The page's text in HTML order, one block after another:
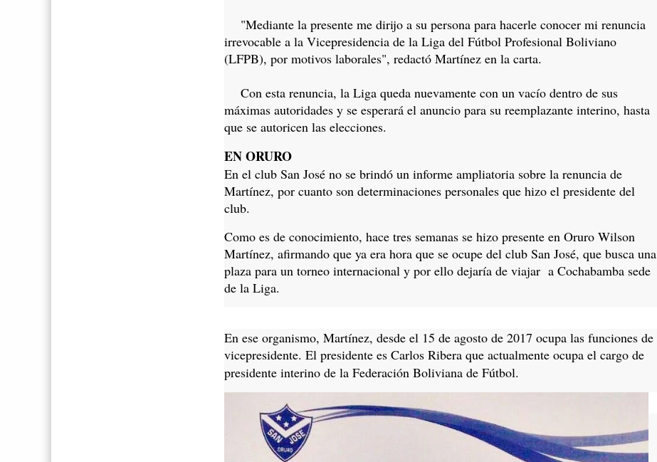
"Mediante la presente me dirijo a su persona para hacerle conocer mi renuncia
irrevocable a la Vicepresidencia de la Liga del Fútbol Profesional Boliviano
(LFPB), por motivos laborales", redactó Martínez en la carta.
Con esta renuncia, la Liga queda nuevamente con un vacío dentro de sus
máximas autoridades y se esperará el anuncio para su reemplazante interino, hasta
que se autoricen las elecciones.
EN ORURO
En el club San José no se brindó un informe ampliatoria sobre la renuncia de
Martínez, por cuanto son determinaciones personales que hizo el presidente del
club.
Como es de conocimiento, hace tres semanas se hizo presente en Oruro Wilson
Martínez, afirmando que ya era hora que se ocupe del club San José, que busca una
plaza para un torneo internacional y por ello dejaría de viajar a Cochabamba sede
de la Liga.
En ese organismo, Martínez, desde el 15 de agosto de 2017 ocupa las funciones de
vicepresidente. El presidente es Carlos Ribera que actualmente ocupa el cargo de
presidente interino de la Federación Boliviana de Fútbol.